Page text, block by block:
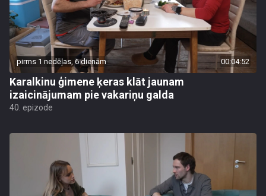
pirms 1 nedēļas, 6 dienām 00:04:52
Karalkinu ģimene ķeras klāt jaunam
izaicinājumam pie vakariņu galda
40. epizode